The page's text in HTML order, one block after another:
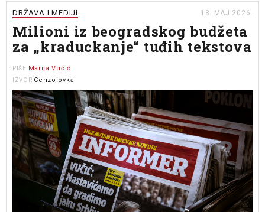
DRŽAVA I MEDIJI 18. MAJ 2026.
Milioni iz beogradskog budžeta
za „kraduckanje“ tuđih tekstova
PIŠE Marija Vučić
IZVOR Cenzolovka